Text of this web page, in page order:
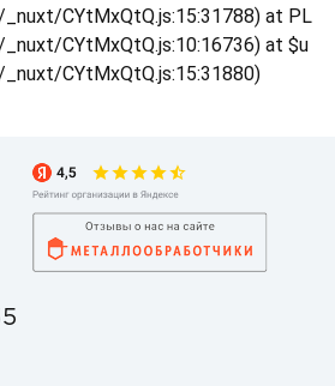
CYtMxQtQ.js:15:31788) at PL
CYtMxQtQ.js:10:16736) at $u
CYtMxQtQ.js:15:31880)